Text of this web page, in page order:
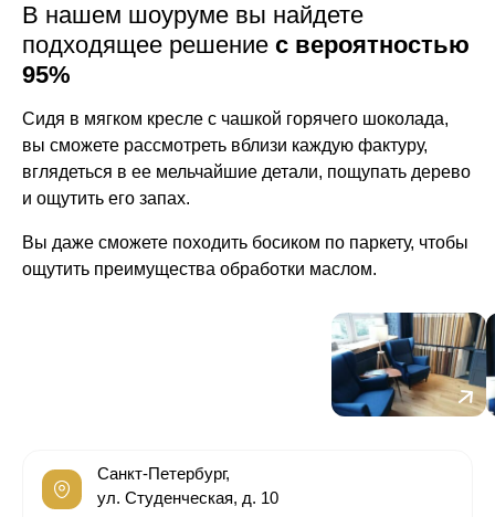
В нашем шоуруме вы найдете
подходящее решение с вероятностью
95%
Сидя в мягком кресле с чашкой горячего шоколада,
вы сможете рассмотреть вблизи каждую фактуру,
вглядеться в ее мельчайшие детали, пощупать дерево
и ощутить его запах.
Вы даже сможете походить босиком по паркету, чтобы
ощутить преимущества обработки маслом.
Санкт-Петербург,
ул. Студенческая, д. 10